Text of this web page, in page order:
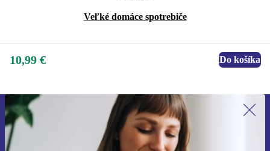
Veľké domáce spotrebiče
10,99 € Do košíka
Prihláste sa prvýkrát na newsletter!
Už nikdy nezmeškajte ponuku.